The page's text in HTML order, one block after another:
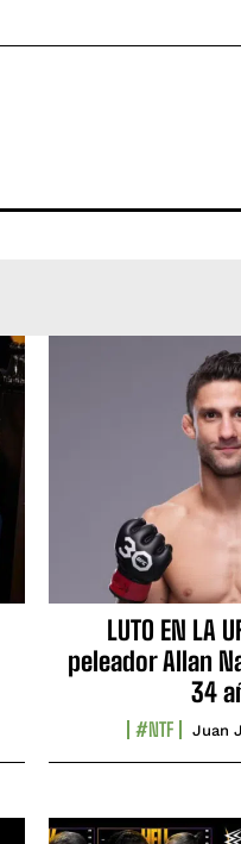
LUTO EN LA
peleador Allan
34
#NTF Juan